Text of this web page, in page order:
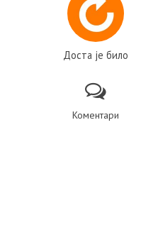
Доста је било
Коментари